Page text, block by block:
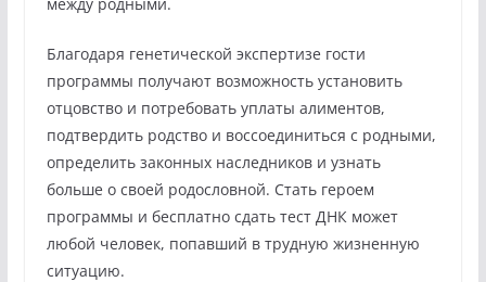
Благодаря генетической экспертизе гости
программы получают возможность установить
отцовство и потребовать уплаты алиментов,
подтвердить родство и воссоединиться с родными,
определить законных наследников и узнать
больше о своей родословной. Стать героем
программы и бесплатно сдать тест ДНК может
любой человек, попавший в трудную жизненную
ситуацию.